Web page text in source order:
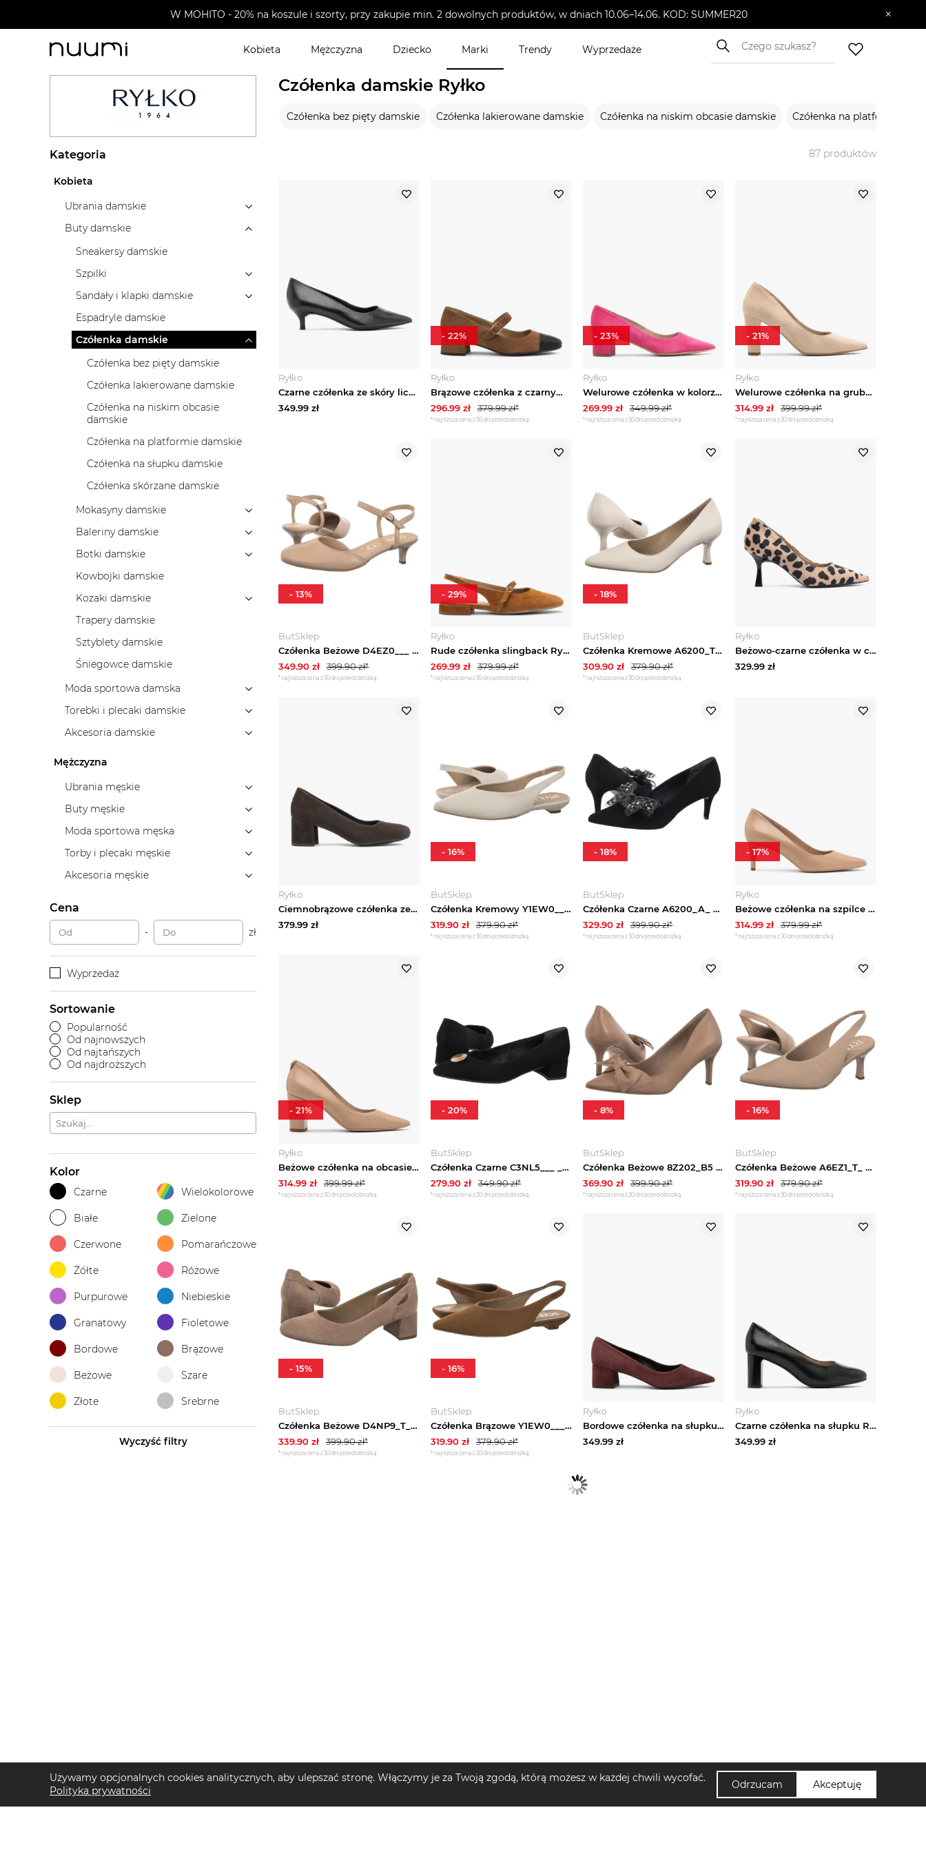
W MOHITO - 20% na koszule i szorty, przy zakupie min. 2 dowolnych produktów, w dniach 10.06–14.06. KOD: SUMMER20 ×
Kobieta Mężczyzna Dziecko Marki Trendy Wyprzedaże
nuumi.pl > Marki Czółenka damskie
Kategoria
Kobieta
Ubrania damskie
Buty damskie
Sneakersy damskie
Szpilki
Sandały i klapki damskie
Espadryle damskie
Czółenka damskie
Czółenka bez pięty damskie
Czółenka lakierowane damskie
Czółenka na niskim obcasie
damskie
Czółenka na platformie damskie
Czółenka na słupku damskie
Czółenka skórzane damskie
Mokasyny damskie
Baleriny damskie
Botki damskie
Kowbojki damskie
Kozaki damskie
Trapery damskie
Sztyblety damskie
Śniegowce damskie
Moda sportowa damska
Torebki i plecaki damskie
Akcesoria damskie
Mężczyzna
Ubrania męskie
Buty męskie
Moda sportowa męska
Torby i plecaki męskie
Akcesoria męskie
Cena
- zł
Wyprzedaż
Sortowanie
Popularność
Od najnowszych
Od najtańszych
Od najdroższych
Sklep
Kolor
Czarne Wielokolorowe
Białe Zielone
Czerwone Pomarańczowe
Żółte Różowe
Purpurowe Niebieskie
Granatowy Fioletowe
Bordowe Brązowe
Beżowe Szare
Złote Srebrne
Wyczyść filtry
Czółenka damskie Ryłko
Czółenka bez pięty damskie Czółenka lakierowane damskie Czółenka na niskim obcasie damskie Czółenka na platformie
87 produktów
Ryłko
Czarne czółenka ze skóry licowej na niskiej szpilce Ryłko
349.99 zł
Ryłko
Brązowe czółenka z czarnym noskiem na słupku Ryłko
296.99 zł 379.99zł*
*najniższa cena z 30 dni przed obniżką
- 22%
Ryłko
Welurowe czółenka w kolorze fuksji na słupku Ryłko
269.99 zł 349.99zł*
*najniższa cena z 30 dni przed obniżką
- 23%
Ryłko
Welurowe czółenka na grubej szpilce Ryłko Beżowy
314.99 zł 399.99zł*
*najniższa cena z 30 dni przed obniżką
- 21%
ButSklep
Czółenka Beżowe D4EZ0___ _6NL (RY1341-a) Ryłko
349.90 zł 399.90zł*
*najniższa cena z 30 dni przed obniżką
- 13%
Ryłko
Rude czółenka slingback Ryłko Brązowy
269.99 zł 379.99zł*
*najniższa cena z 30 dni przed obniżką
- 29%
ButSklep
Czółenka Kremowe A6200_T_ _2TS (RY1337-a) Ryłko
309.90 zł 379.90zł*
*najniższa cena z 30 dni przed obniżką
- 18%
Ryłko
Beżowo-czarne czółenka w cętki ocelota Ryłko
329.99 zł
Ryłko
Ciemnobrązowe czółenka ze skóry welurowej Ryłko Brązowy
379.99 zł
ButSklep
Czółenka Kremowy Y1EW0___ _2TSF (RY1254-b) Ryłko
319.90 zł 379.90zł*
*najniższa cena z 30 dni przed obniżką
- 16%
ButSklep
Czółenka Czarne A6200_A_ __14 (RY1283-a) Ryłko
329.90 zł 399.90zł*
*najniższa cena z 30 dni przed obniżką
- 18%
Ryłko
Beżowe czółenka na szpilce Ryłko
314.99 zł 379.99zł*
*najniższa cena z 30 dni przed obniżką
- 17%
Ryłko
Beżowe czółenka na obcasie typu słupek Ryłko
314.99 zł 399.99zł*
*najniższa cena z 30 dni przed obniżką
- 21%
ButSklep
Czółenka Czarne C3NL5___ __14 (RY1215-a) Ryłko
279.90 zł 349.90zł*
*najniższa cena z 30 dni przed obniżką
- 20%
ButSklep
Czółenka Beżowe 8Z202_B5 _1IG (RY1296-a) Ryłko
369.90 zł 399.90zł*
*najniższa cena z 30 dni przed obniżką
- 8%
ButSklep
Czółenka Beżowe A6EZ1_T_ _9SU (RY1328-a) Ryłko
319.90 zł 379.90zł*
*najniższa cena z 30 dni przed obniżką
- 16%
ButSklep
Czółenka Beżowe D4NP9_T_ _4RG (RY1309-a) Ryłko
339.90 zł 399.90zł*
*najniższa cena z 30 dni przed obniżką
- 15%
ButSklep
Czółenka Brązowe Y1EW0___ _6TU (RY1254-a) Ryłko
319.90 zł 379.90zł*
*najniższa cena z 30 dni przed obniżką
- 16%
Ryłko
Bordowe czółenka na słupku Ryłko
349.99 zł
Ryłko
Czarne czółenka na słupku Ryłko
349.99 zł
Używamy opcjonalnych cookies analitycznych, aby ulepszać stronę. Włączymy je za Twoją zgodą, którą możesz w każdej chwili wycofać.
Polityka prywatności
Odrzucam Akceptuję